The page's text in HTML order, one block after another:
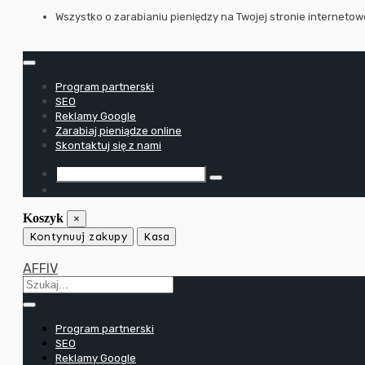
PrzejdźWszystko o zarabianiu pieniędzy na Twojej stronie
Program partnerski
SEO
Reklamy Google
Zarabiaj pieniądze online
Skontaktuj się z nami
Koszyk ×
Kontynuuj zakupy Kasa
AFFIV
Program partnerski
SEO
Reklamy Google